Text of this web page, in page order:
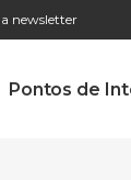
newsletter
Pontos de